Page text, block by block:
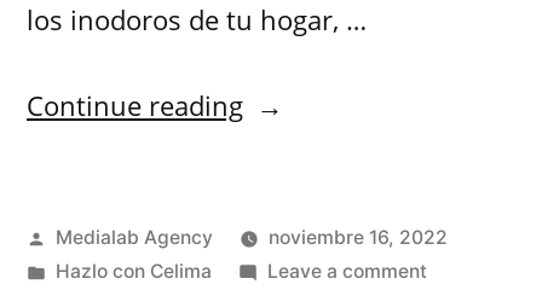
los inodoros de tu hogar, …
Continue reading
Medialab Agency
noviembre 16, 2022
Hazlo con Celima
Leave a comment